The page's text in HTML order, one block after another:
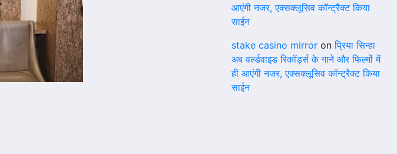
आएंगी नजर, एक्सक्लूसिव कॉन्ट्रैक्ट किया
साईन
stake casino mirror onप्रिया सिन्हा
अब वर्ल्डवाइड रिकॉर्ड्स के गाने और फिल्मों में
ही आएंगी नजर, एक्सक्लूसिव कॉन्ट्रैक्ट किया
साईन